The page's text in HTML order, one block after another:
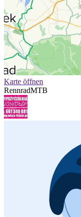
Karte öffnen
RennradMTB